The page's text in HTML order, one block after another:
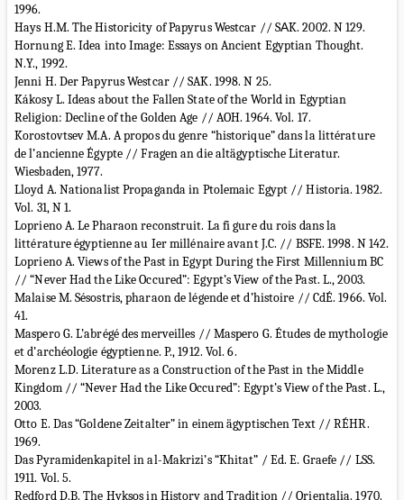
1996.
Hays H.M. The Historicity of Papyrus Westcar // SАK. 2002. N 129.
Hornung E. Idea into Image: Essays on Ancient Egyptian Thought.
N.Y., 1992.
Jenni H. Der Papyrus Westcar // SAK. 1998. N 25.
Kákosy L. Ideas about the Fallen State of the World in Egyptian
Religion: Decline of the Golden Age // AOH. 1964. Vol. 17.
Korostovtsev M.A. A propos du genre “historique” dans la littérature
de l’ancienne Égypte // Fragen an die altägyptische Literatur.
Wiesbaden, 1977.
Lloyd A. Nationalist Propaganda in Ptolemaic Egypt // Historia. 1982.
Vol. 31, N 1.
Loprieno A. Le Pharaon reconstruit. La fi gure du rois dans la
littérature égyptienne au Ier millénaire avant J.C. // BSFE. 1998. N 142.
Loprieno A. Views of the Past in Egypt During the First Millennium BC
// “Never Had the Like Occured”: Egypt’s View of the Past. L., 2003.
Malaise M. Sésostris, pharaon de légende et d’histoire // CdÉ. 1966. Vol.
41.
Maspero G. L’abrégé des merveilles // Maspero G. Études de mythologie
et d’archéologie égyptienne. P., 1912. Vol. 6.
Morenz L.D. Literature as a Construction of the Past in the Middle
Kingdom // “Never Had the Like Occured”: Egypt’s View of the Past. L.,
2003.
Otto E. Das “Goldene Zeitalter” in einem ägyptischen Text // RÉHR.
1969.
Das Pyramidenkapitel in al-Makrizi’s “Khitat” / Ed. E. Graefe // LSS.
1911. Vol. 5.
Redford D.B. The Hyksos in History and Tradition // Orientalia. 1970.